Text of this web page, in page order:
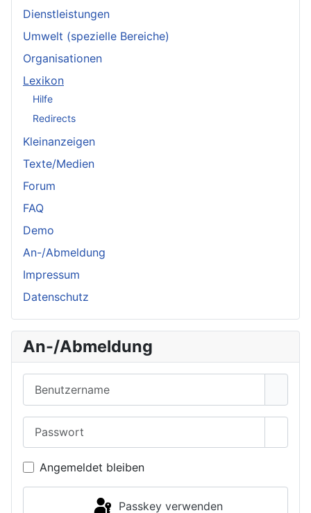
Dienstleistungen
Umwelt (spezielle Bereiche)
Organisationen
Lexikon
Hilfe
Redirects
Kleinanzeigen
Texte/Medien
Forum
FAQ
Demo
An-/Abmeldung
Impressum
Datenschutz
An-/Abmeldung
Angemeldet bleiben
Passkey verwenden